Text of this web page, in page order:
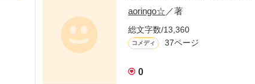
aoringo☆ ／著
総文字数/13,360
コメディ 37ページ
0